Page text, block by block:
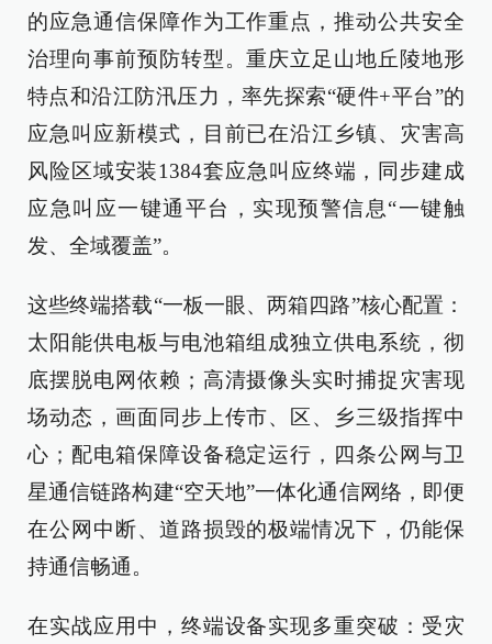
的应急通信保障作为工作重点，推动公共安全
治理向事前预防转型。重庆立足山地丘陵地形
特点和沿江防汛压力，率先探索“硬件+平台”的
应急叫应新模式，目前已在沿江乡镇、灾害高
风险区域安装1384套应急叫应终端，同步建成
应急叫应一键通平台，实现预警信息“一键触
发、全域覆盖”。
这些终端搭载“一板一眼、两箱四路”核心配置：
太阳能供电板与电池箱组成独立供电系统，彻
底摆脱电网依赖；高清摄像头实时捕捉灾害现
场动态，画面同步上传市、区、乡三级指挥中
心；配电箱保障设备稳定运行，四条公网与卫
星通信链路构建“空天地”一体化通信网络，即便
在公网中断、道路损毁的极端情况下，仍能保
持通信畅通。
在实战应用中，终端设备实现多重突破：受灾